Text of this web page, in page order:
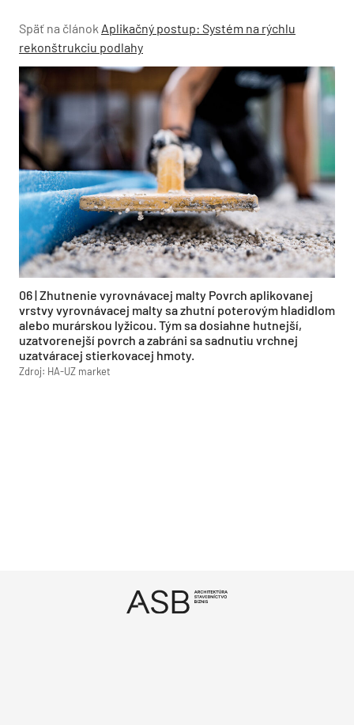
Späť na článok Aplikačný postup: Systém na rýchlu
rekonštrukciu podlahy
06 | Zhutnenie vyrovnávacej malty Povrch aplikovanej
vrstvy vyrovnávacej malty sa zhutní poterovým hladidlom
alebo murárskou lyžicou. Tým sa dosiahne hutnejší,
uzatvorenejší povrch a zabráni sa sadnutiu vrchnej
uzatváracej stierkovacej hmoty.
Zdroj: HA-UZ market